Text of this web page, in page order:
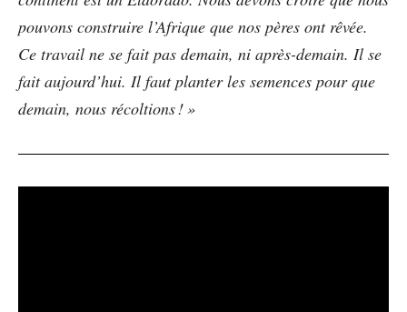
pouvons construire l’Afrique que nos pères ont rêvée.
Ce travail ne se fait pas demain, ni après-demain. Il se
fait aujourd’hui. Il faut planter les semences pour que
demain, nous récoltions ! »